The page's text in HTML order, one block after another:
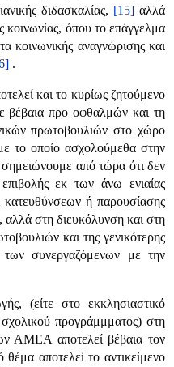
διδασκαλίας, [15] αλλά
κοινωνίας, όπου το επάγγελμα
κοινωνικής αναγνώρισης και
.
και το κυρίως ζητούμενο
βέβαια προ οφθαλμών και τη
πρωτοβουλιών στο χώρο
το οποίο ασχολούμεθα στην
από τώρα ότι δεν
εκ των άνω ενιαίας
ή παρουσίασης
στη διευκόλυνση και στη
και της γενικότερης
συνεργαζόμενων με την
(είτε στο εκκλησιαστικό
προγράμμματος) στη
ΑΜΕΑ αποτελεί βέβαια τον
αποτελεί το αντικείμενο